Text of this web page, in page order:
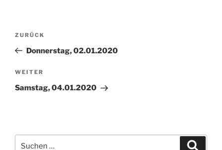
Beitragsnavigation
Vorheriger
Beitrag
ZURÜCK
Donnerstag, 02.01.2020
Nächster
Beitrag
WEITER
Samstag, 04.01.2020